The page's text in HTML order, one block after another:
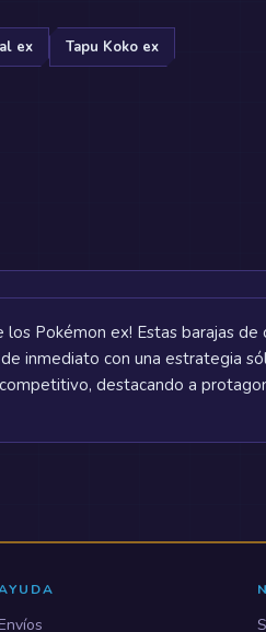
ex Tapu Koko ex
Pokémon ex! Estas barajas
inmediato con una estrategia
destacando a